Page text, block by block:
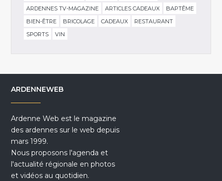
ARDENNES TV-MAGAZINE
ARTICLES CADEAUX
BAPTÊME
BIEN-ÊTRE
BRICOLAGE CADEAUX
RESTAURANT
SPORTS
VIN
ARDENNEWEB
Ardenne Web est le magazine
des ardennes sur le web depuis
mars 1999.
Nous proposons l'agenda et
l'actualité régionale en photos
et vidéos au quotidien.